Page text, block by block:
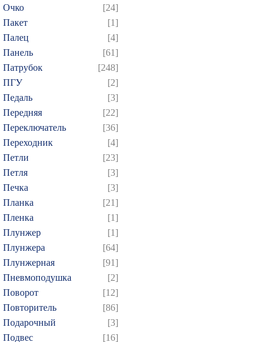
Очко
[24]
Пакет
[1]
Палец
[4]
Панель
[61]
Патрубок
[248]
ПГУ
[2]
Педаль
[3]
Передняя
[22]
Переключатель
[36]
Переходник
[4]
Петли
[23]
Петля
[3]
Печка
[3]
Планка
[21]
Пленка
[1]
Плунжер
[1]
Плунжера
[64]
Плунжерная
[91]
Пневмоподушка
[2]
Поворот
[12]
Повторитель
[86]
Подарочный
[3]
Подвес
[16]